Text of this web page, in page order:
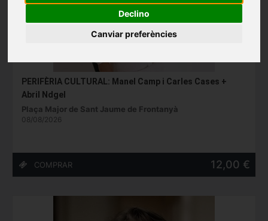
Declino
Canviar preferències
PERIFÈRIA CULTURAL: Manel Camp i Carles Cases +
Abril Ndgel
Plaça Major de Sant Jaume de Frontanyà
08/08/2026
12,00 €